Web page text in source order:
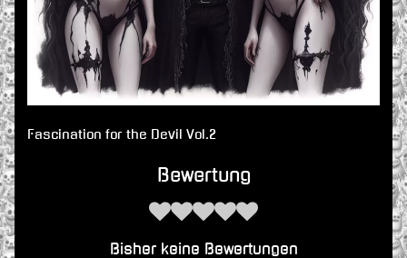
Fascination for the Devil Vol.2
Bewertung
Bisher keine Bewertungen